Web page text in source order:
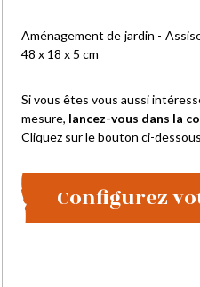
Aménagement de jardin -
48 x 18 x 5 cm
Si vous êtes vous aussi
mesure, lancez-vous dans la
Cliquez sur le bouton ci-
Configurez